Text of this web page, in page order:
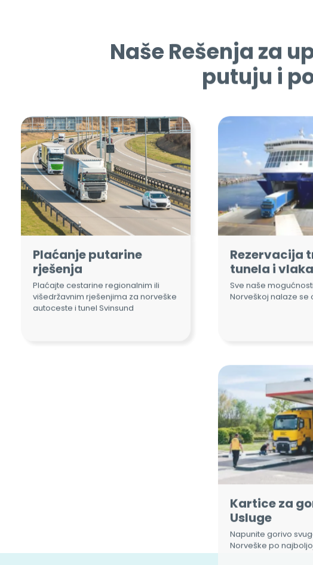
Plaćanje putarine
rješenja
Plaćajte cestarine regionalnim ili
višedržavnim rješenjima za norveške
autoceste i tunel Svinsund
Rezervacija
tunela i vlaka
Sve naše
Norveškoj nalaze se
Kartice za
Usluge
Napunite gorivo
Norveške po